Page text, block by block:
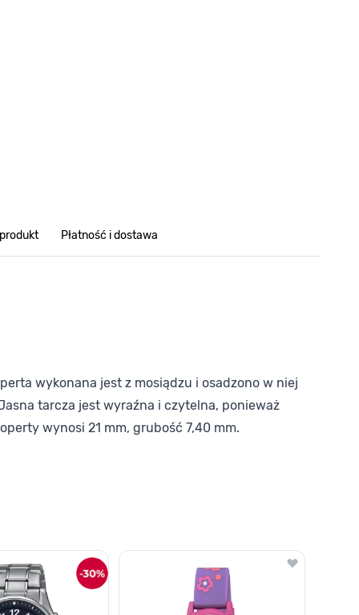
Płatność i dostawa
wykonana jest z mosiądzu i osadzono w niej
tarcza jest wyraźna i czytelna, ponieważ
wynosi 21 mm, grubość 7,40 mm.
nawigacji karuzeli za pomocą linka pomijającego.